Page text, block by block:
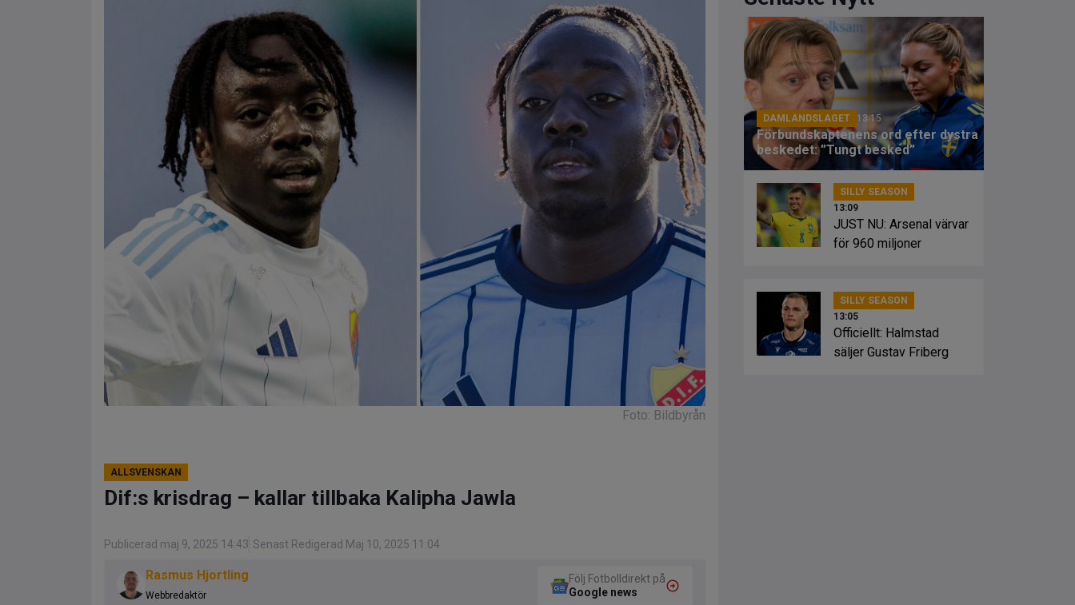
Foto: Bildbyrån
ALLSVENSKAN
Dif:s krisdrag – kallar tillbaka Kalipha Jawla
Publicerad maj 9, 2025 14:43 Senast Redigerad Maj 10, 2025 11:04
Rasmus Hjortling
Webbredaktör
Följ Fotbolldirekt på
Google news
DAMLANDSLAGET 13:15
Förbundskaptenens ord efter dystra
beskedet: ”Tungt besked”
SILLY SEASON
13:09
JUST NU: Arsenal värvar
för 960 miljoner
SILLY SEASON
13:05
Officiellt: Halmstad
säljer Gustav Friberg